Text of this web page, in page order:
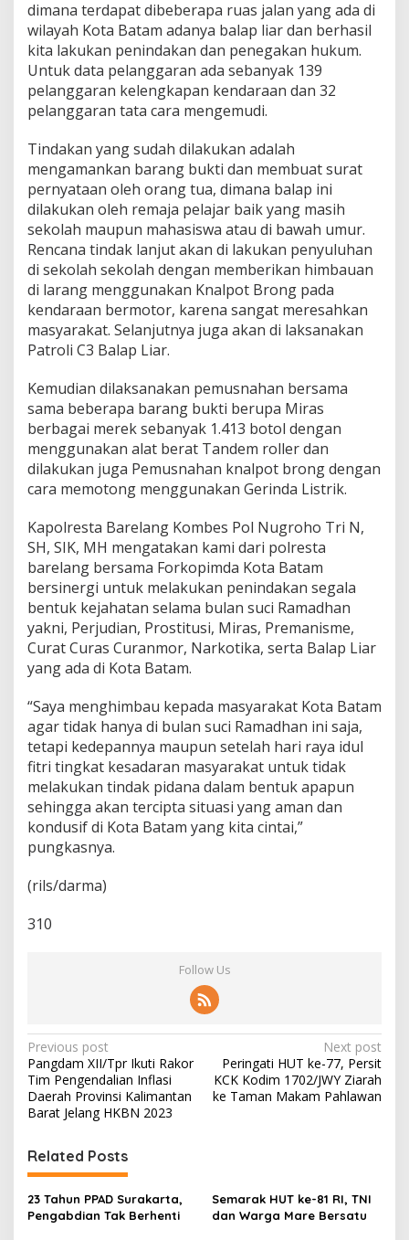
dimana terdapat dibeberapa ruas jalan yang ada di
wilayah Kota Batam adanya balap liar dan berhasil
kita lakukan penindakan dan penegakan hukum.
Untuk data pelanggaran ada sebanyak 139
pelanggaran kelengkapan kendaraan dan 32
pelanggaran tata cara mengemudi.
Tindakan yang sudah dilakukan adalah
mengamankan barang bukti dan membuat surat
pernyataan oleh orang tua, dimana balap ini
dilakukan oleh remaja pelajar baik yang masih
sekolah maupun mahasiswa atau di bawah umur.
Rencana tindak lanjut akan di lakukan penyuluhan
di sekolah sekolah dengan memberikan himbauan
di larang menggunakan Knalpot Brong pada
kendaraan bermotor, karena sangat meresahkan
masyarakat. Selanjutnya juga akan di laksanakan
Patroli C3 Balap Liar.
Kemudian dilaksanakan pemusnahan bersama
sama beberapa barang bukti berupa Miras
berbagai merek sebanyak 1.413 botol dengan
menggunakan alat berat Tandem roller dan
dilakukan juga Pemusnahan knalpot brong dengan
cara memotong menggunakan Gerinda Listrik.
Kapolresta Barelang Kombes Pol Nugroho Tri N,
SH, SIK, MH mengatakan kami dari polresta
barelang bersama Forkopimda Kota Batam
bersinergi untuk melakukan penindakan segala
bentuk kejahatan selama bulan suci Ramadhan
yakni, Perjudian, Prostitusi, Miras, Premanisme,
Curat Curas Curanmor, Narkotika, serta Balap Liar
yang ada di Kota Batam.
“Saya menghimbau kepada masyarakat Kota Batam
agar tidak hanya di bulan suci Ramadhan ini saja,
tetapi kedepannya maupun setelah hari raya idul
fitri tingkat kesadaran masyarakat untuk tidak
melakukan tindak pidana dalam bentuk apapun
sehingga akan tercipta situasi yang aman dan
kondusif di Kota Batam yang kita cintai,”
pungkasnya.
(rils/darma)
310
Follow Us
P
o
s
n
a
v
Previous post
Pangdam XII/Tpr Ikuti Rakor
Tim Pengendalian Inflasi
Daerah Provinsi Kalimantan
Barat Jelang HKBN 2023
Next post
Peringati HUT ke-77, Persit
KCK Kodim 1702/JWY Ziarah
ke Taman Makam Pahlawan
Related Posts
23 Tahun PPAD Surakarta,
Pengabdian Tak Berhenti
Semarak HUT ke-81 RI, TNI
dan Warga Mare Bersatu